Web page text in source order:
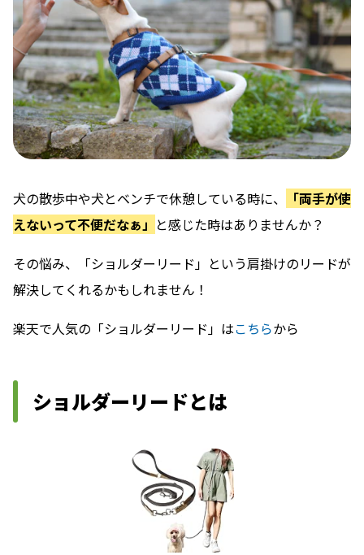
犬の散歩中や犬とベンチで休憩している時に、
「両手が使
えないって不便だなぁ」 と感じた時はありませんか？
その悩み、
「ショルダーリード」という肩掛けのリードが
解決してくれるかもしれません！
楽天で人気の「ショルダーリード」はこちらから
ショルダーリードとは